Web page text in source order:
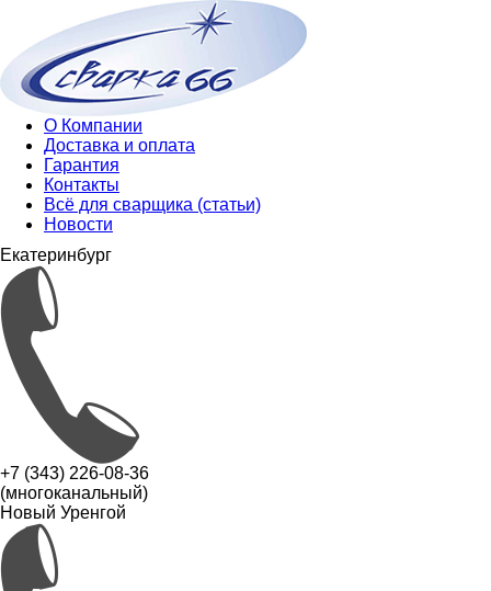
О Компании
Доставка и оплата
Гарантия
Контакты
Всё для сварщика (статьи)
Новости
Екатеринбург
+7 (343) 226-08-36
(многоканальный)
Новый Уренгой